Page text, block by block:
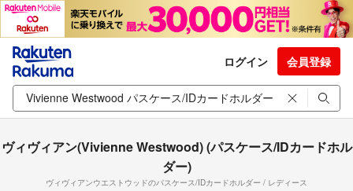
ログイン 会員登録
ヴィヴィアン(Vivienne Westwood) (パスケース/IDカードホル
ダー)
ヴィヴィアンウエストウッドのパスケース/IDカードホルダー / レディース